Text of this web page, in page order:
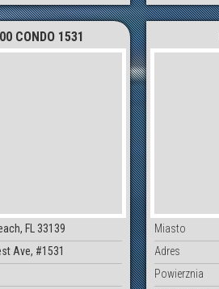
CONDO 1531
FL 33139
Ave, #1531
Miasto
Adres
Powierznia